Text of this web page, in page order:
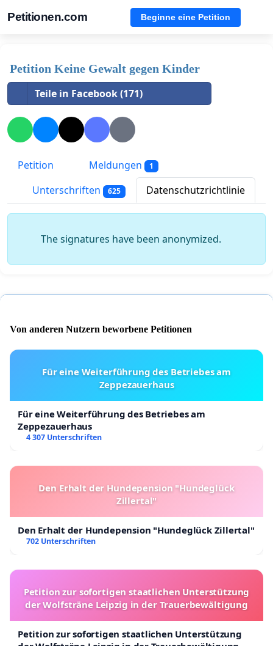
Petitionen.com Beginne eine Petition
Petition Keine Gewalt gegen Kinder
Teile in Facebook (171)
Petition Meldungen 1
Unterschriften 625 Datenschutzrichtlinie
The signatures have been anonymized.
Von anderen Nutzern beworbene Petitionen
Für eine Weiterführung des Betriebes am
Zeppezauerhaus
Für eine Weiterführung des Betriebes am
Zeppezauerhaus
4 307 Unterschriften
Den Erhalt der Hundepension "Hundeglück
Zillertal"
Den Erhalt der Hundepension "Hundeglück Zillertal"
702 Unterschriften
Petition zur sofortigen staatlichen Unterstützung
der Wolfsträne Leipzig in der Trauerbewältigung
Petition zur sofortigen staatlichen Unterstützung